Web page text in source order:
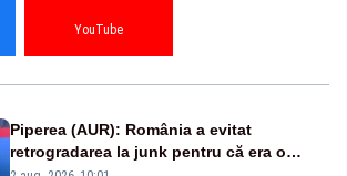
YouTube
Piperea (AUR): România a evitat
retrogradarea la junk pentru că era o